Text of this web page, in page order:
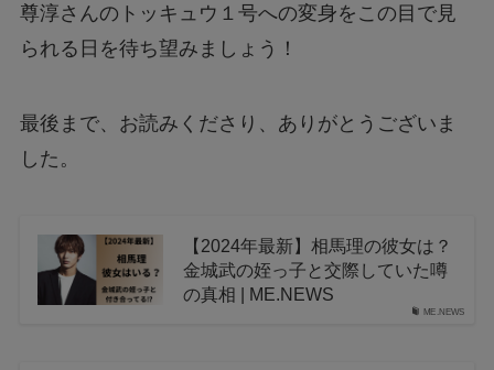
尊淳さんのトッキュウ１号への変身をこの目で見
られる日を待ち望みましょう！
最後まで、お読みくださり、ありがとうございま
した。
ME.NEWS
【2024年最新】相馬理の彼女は？
金城武の姪っ子と交際していた噂
の真相 | ME.NEWS